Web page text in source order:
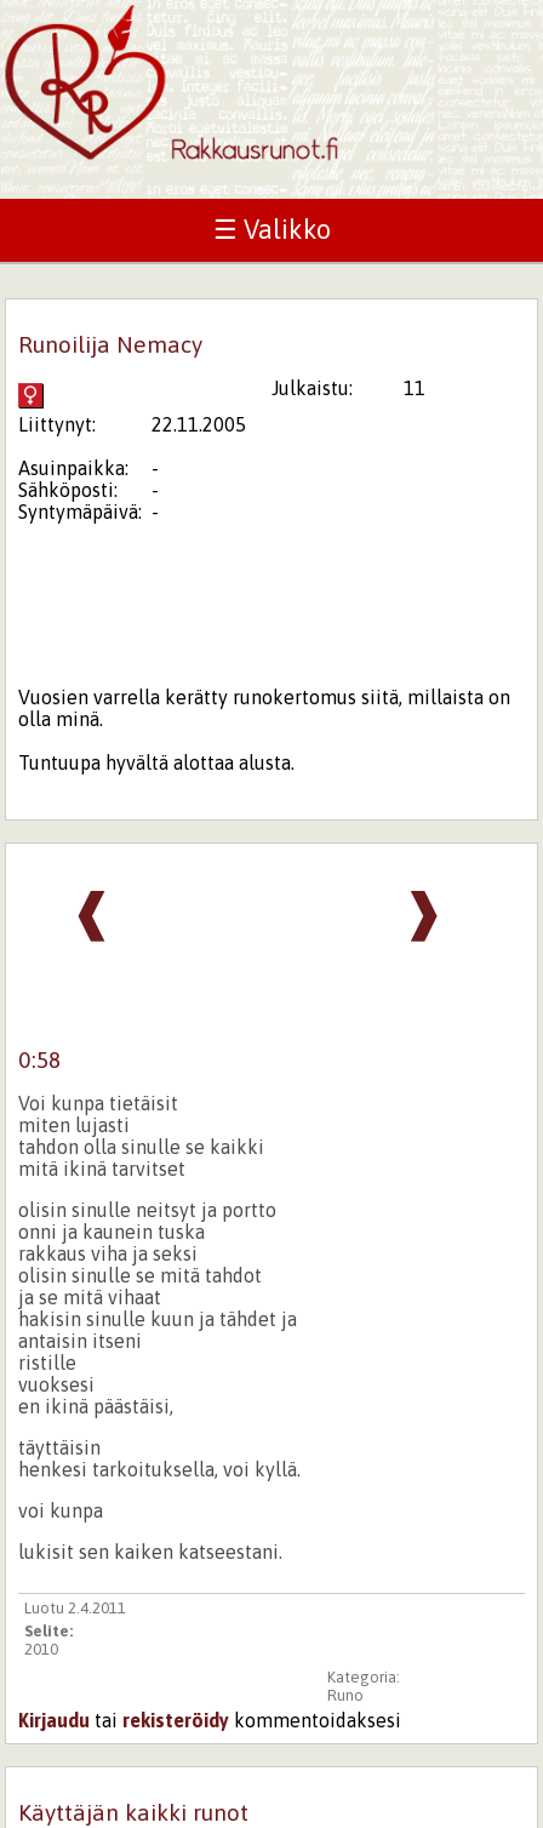
☰ Valikko
Runoilija Nemacy
Julkaistu:
11
Liittynyt:
22.11.2005
Asuinpaikka:
-
Sähköposti:
-
Syntymäpäivä: -
Vuosien varrella kerätty runokertomus siitä, millaista on
olla minä.
Tuntuupa hyvältä alottaa alusta.
❱
❰
0:58
Voi kunpa tietäisit
miten lujasti
tahdon olla sinulle se kaikki
mitä ikinä tarvitset
olisin sinulle neitsyt ja portto
onni ja kaunein tuska
rakkaus viha ja seksi
olisin sinulle se mitä tahdot
ja se mitä vihaat
hakisin sinulle kuun ja tähdet ja
antaisin itseni
ristille
vuoksesi
en ikinä päästäisi,
täyttäisin
henkesi tarkoituksella, voi kyllä.
voi kunpa
lukisit sen kaiken katseestani.
Luotu 2.4.2011
Selite:
2010
Kategoria:
Runo
Kirjaudu tai rekisteröidy kommentoidaksesi
Käyttäjän kaikki runot